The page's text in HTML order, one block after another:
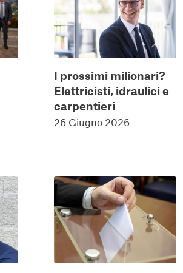
I prossimi milionari?
Elettricisti, idraulici e
carpentieri
26 Giugno 2026